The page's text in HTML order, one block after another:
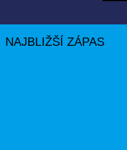
NAJBLIŽŠÍ ZÁPAS